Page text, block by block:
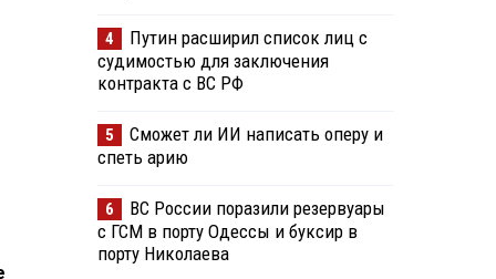
4
Путин расширил список лиц с
судимостью для заключения
контракта с ВС РФ
5
Сможет ли ИИ написать оперу и
спеть арию
6
ВС России поразили резервуары
с ГСМ в порту Одессы и буксир в
порту Николаева